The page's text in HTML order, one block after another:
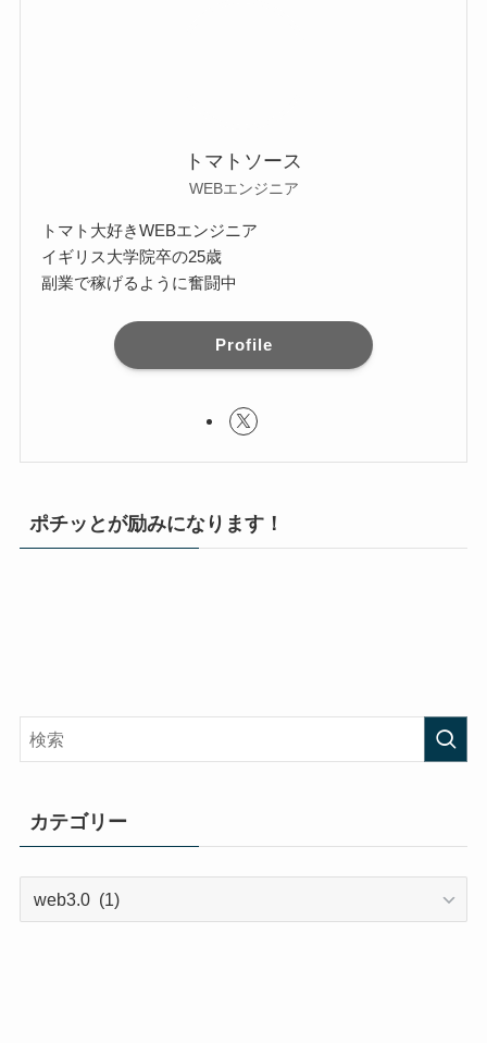
トマトソース
WEBエンジニア
トマト大好きWEBエンジニア
イギリス大学院卒の25歳
副業で稼げるように奮闘中
Profile
ポチッとが励みになります！
カテゴリー